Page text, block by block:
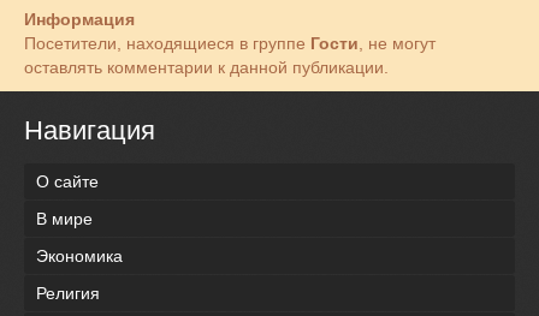
Информация
Посетители, находящиеся в группе Гости, не могут
оставлять комментарии к данной публикации.
Навигация
О сайте
В мире
Экономика
Религия